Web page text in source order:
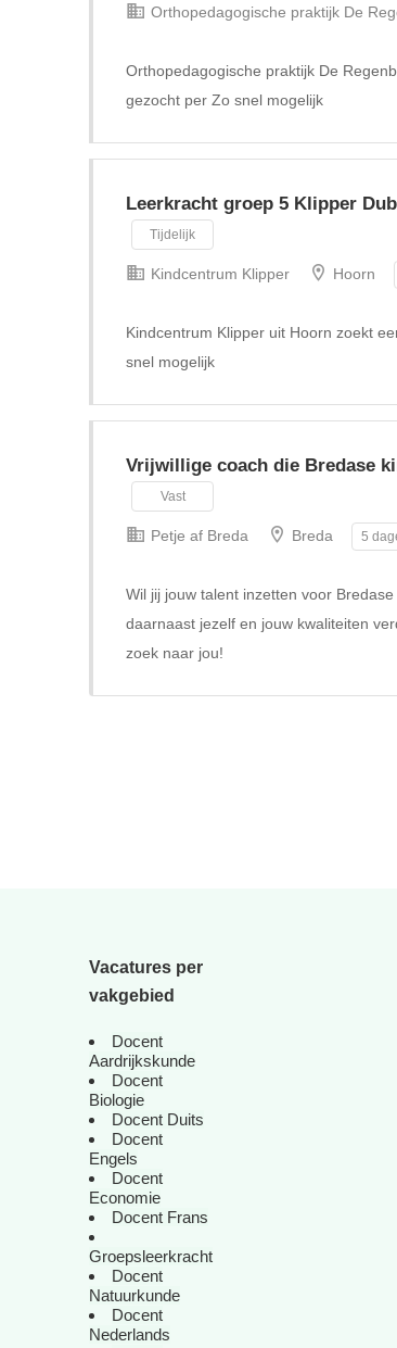
Orthopedagogische praktijk De
Orthopedagogische praktijk De
gezocht per Zo snel mogelijk
Leerkracht groep 5 Klipper
Tijdelijk
Kindcentrum Klipper Hoorn
Kindcentrum Klipper uit Hoorn zoekt
snel mogelijk
Vrijwillige coach die Bredase
Vast
Petje af Breda Breda 5
Wil jij jouw talent inzetten voor
daarnaast jezelf en jouw kwaliteiten
zoek naar jou!
Vacatures per
vakgebied
Docent
Aardrijkskunde
Docent
Biologie
Docent Duits
Docent
Engels
Docent
Economie
Docent Frans
Groepsleerkracht
Docent
Natuurkunde
Docent
Nederlands